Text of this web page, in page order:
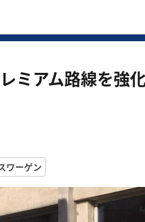
ミアム路線を
ワーゲン